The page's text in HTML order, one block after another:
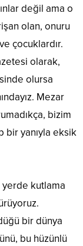
değil ama o
olan, onuru
çocuklardır.
olarak,
olursa
Mezar
bizim
bir yanıyla eksik
yerde kutlama
bir dünya
bu hüzünlü